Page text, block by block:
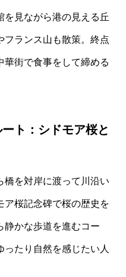
を見ながら港の見える丘
フランス山も散策。終点
華街で食事をして締める
ト：シドモア桜と
橋を対岸に渡って川沿い
ア桜記念碑で桜の歴史を
静かな歩道を進むコー
たり自然を感じたい人